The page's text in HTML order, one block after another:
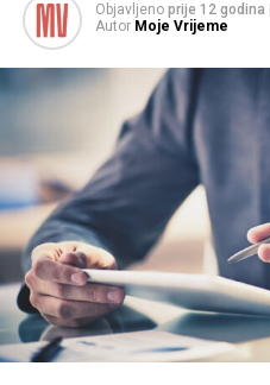
Objavljeno prije 12 godina
Autor Moje Vrijeme